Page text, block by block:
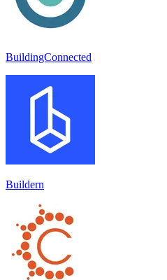
BuildingConnected
Buildern